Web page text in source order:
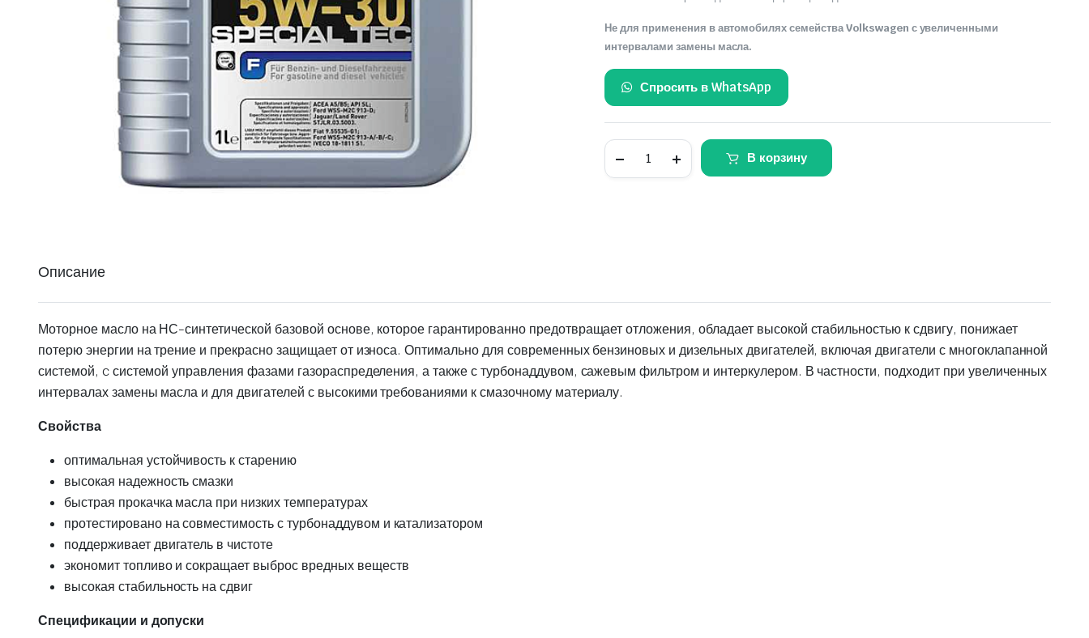
Не для применения в автомобилях семействаVolkswagen с увеличенными
интервалами замены масла.
Спросить в WhatsApp
TEC
В корзину
Описание
Моторное масло на НС-синтетической базовой основе, которое гарантированно предотвращает отложения, обладает высокой стабильностью к сдвигу, понижает
потерю энергии на трение и прекрасно защищает от износа. Оптимально для современных бензиновых и дизельных двигателей, включая двигатели с многоклапанной
системой, c системой управления фазами газораспределения, а также с турбонаддувом, сажевым фильтром и интеркулером. В частности, подходит при увеличенных
интервалах замены масла и для двигателей с высокими требованиями к смазочному материалу.
Свойства
оптимальная устойчивость к старению
высокая надежность смазки
быстрая прокачка масла при низких температурах
протестировано на совместимость с турбонаддувом и катализатором
поддерживает двигатель в чистоте
экономит топливо и сокращает выброс вредных веществ
высокая стабильность на сдвиг
Спецификации и допуски